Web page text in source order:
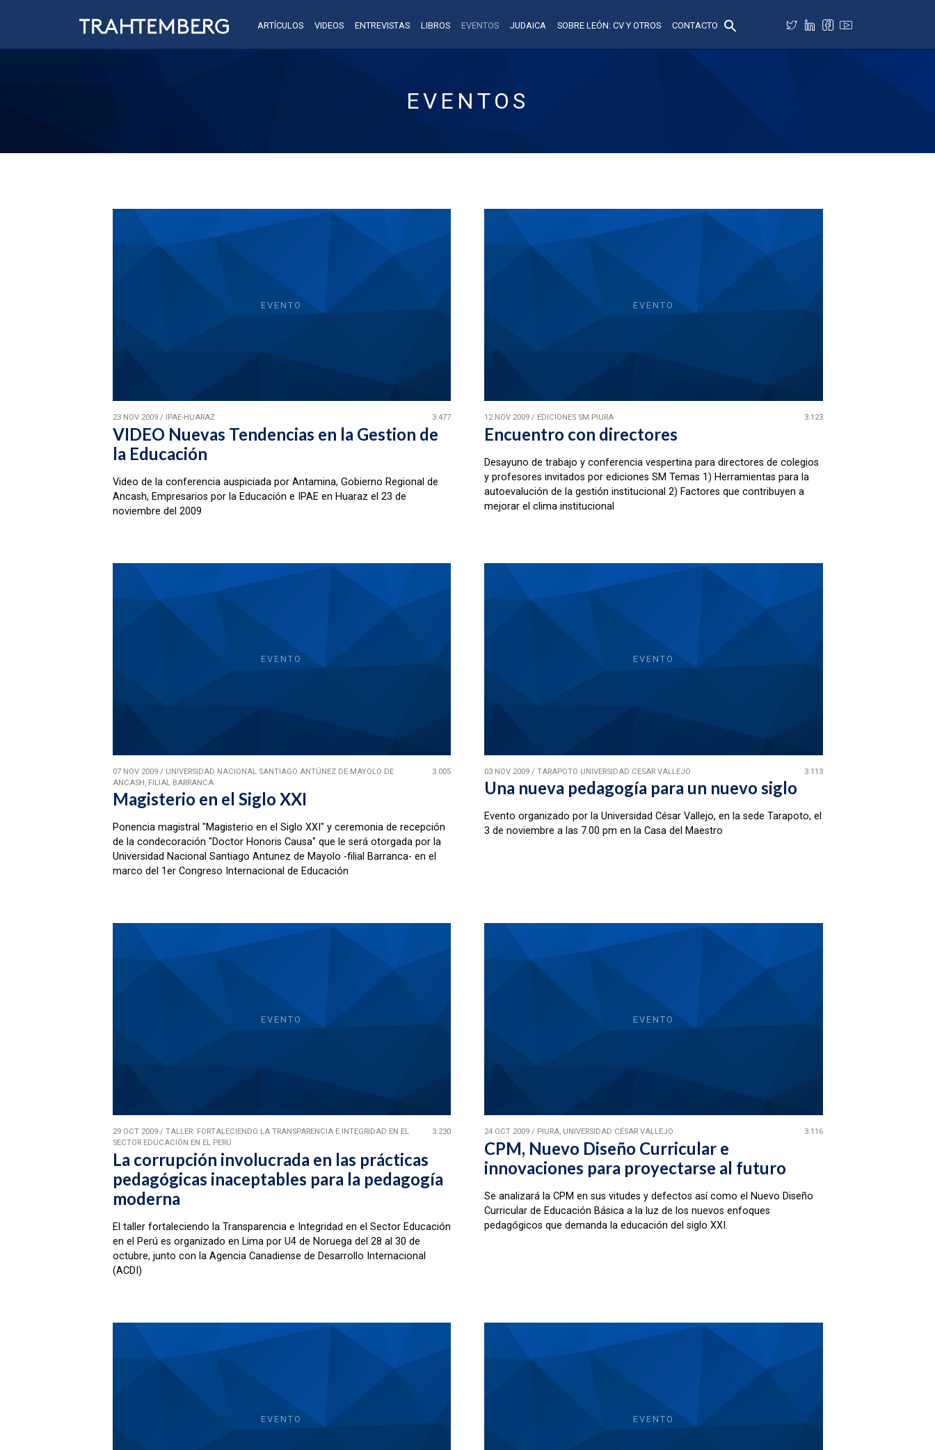
ARTÍCULOS VIDEOS ENTREVISTAS LIBROS EVENTOS JUDAICA SOBRE LEÓN: CV Y OTROS CONTACTO
EVENTOS
EVENTO
23 NOV 2009/ IPAE-HUARAZ 3.477
VIDEO Nuevas Tendencias en la Gestion de
la Educación
Video de la conferencia auspiciada por Antamina, Gobierno Regional de
Ancash, Empresarios por la Educación e IPAE en Huaraz el 23 de
noviembre del 2009
EVENTO
12 NOV 2009 / EDICIONES SM PIURA 3.123
Encuentro con directores
Desayuno de trabajo y conferencia vespertina para directores de colegios
y profesores invitados por ediciones SM Temas 1) Herramientas para la
autoevalución de la gestión institucional 2) Factores que contribuyen a
mejorar el clima institucional
EVENTO
07 NOV 2009/ UNIVERSIDAD NACIONAL SANTIAGO ANTÚNEZ DE MAYOLO DE
ANCASH, FILIAL BARRANCA
3.005
Magisterio en el Siglo XXI
Ponencia magistral "Magisterio en el Siglo XXI" y ceremonia de recepción
de la condecoración "Doctor Honoris Causa" que le será otorgada por la
Universidad Nacional Santiago Antunez de Mayolo -filial Barranca- en el
marco del 1er Congreso Internacional de Educación
EVENTO
03 NOV 2009 / TARAPOTO UNIVERSIDAD CESAR VALLEJO 3.113
Una nueva pedagogía para un nuevo siglo
Evento organizado por la Universidad César Vallejo, en la sede Tarapoto, el
3 de noviembre a las 7.00 pm en la Casa del Maestro
EVENTO
29 OCT 2009/ TALLER: FORTALECIENDO LA TRANSPARENCIA E INTEGRIDAD EN EL
SECTOR EDUCACIÓN EN EL PERÚ
3.230
La corrupción involucrada en las prácticas
pedagógicas inaceptables para la pedagogía
moderna
El taller fortaleciendo la Transparencia e Integridad en el Sector Educación
en el Perú es organizado en Lima por U4 de Noruega del 28 al 30 de
octubre, junto con la Agencia Canadiense de Desarrollo Internacional
(ACDI)
EVENTO
24 OCT 2009 / PIURA, UNIVERSIDAD CÉSAR VALLEJO 3.116
CPM, Nuevo Diseño Curricular e
innovaciones para proyectarse al futuro
Se analizará la CPM en sus vitudes y defectos así como el Nuevo Diseño
Curricular de Educación Básica a la luz de los nuevos enfoques
pedagógicos que demanda la educación del siglo XXI.
EVENTO EVENTO